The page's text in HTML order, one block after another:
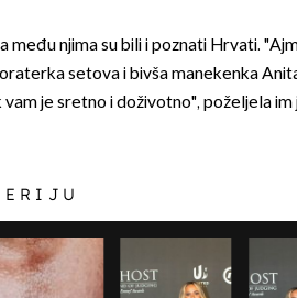
među njima su bili i poznati Hrvati.
setova i bivša manekenka
vam je sretno i doživotno", poželjela im